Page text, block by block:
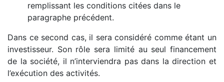
remplissant les conditions citées dans le
paragraphe précédent.
Dans ce second cas, il sera considéré comme étant un
investisseur. Son rôle sera limité au seul financement
de la société, il n’interviendra pas dans la direction et
l’exécution des activités.